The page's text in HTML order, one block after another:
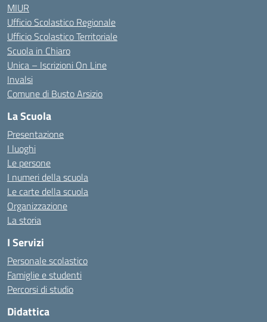
MIUR
Ufficio Scolastico Regionale
Ufficio Scolastico Territoriale
Scuola in Chiaro
Unica – Iscrizioni On Line
Invalsi
Comune di Busto Arsizio
La Scuola
Presentazione
I luoghi
Le persone
I numeri della scuola
Le carte della scuola
Organizzazione
La storia
I Servizi
Personale scolastico
Famiglie e studenti
Percorsi di studio
Didattica